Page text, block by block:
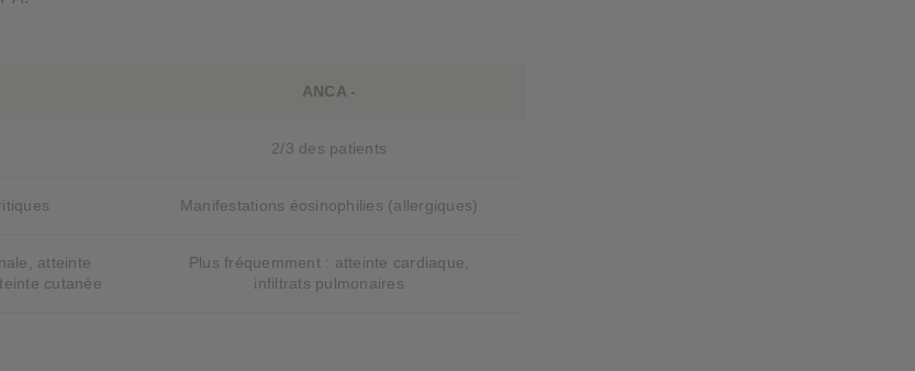
ANCA -
2/3 des patients
Manifestations éosinophilies (allergiques)
atteinte
cutanée
Plus fréquemment : atteinte cardiaque,
infiltrats pulmonaires